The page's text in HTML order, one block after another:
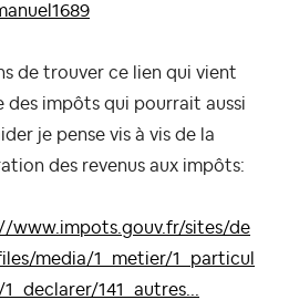
de trouver ce lien qui vient
des impôts qui pourrait aussi
je pense vis à vis de la
des revenus aux impôts:
www.impots.gouv.fr/sites/de
media/1_metier/1_particul
141_autres...